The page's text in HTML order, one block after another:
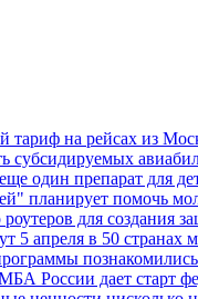
тариф на рейсах из
субсидируемых
один препарат для
планирует помочь
роутеров для
5 апреля в 50 странах
России дает старт